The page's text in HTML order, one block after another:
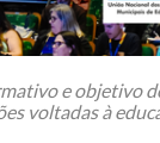
e objetivo
voltadas à